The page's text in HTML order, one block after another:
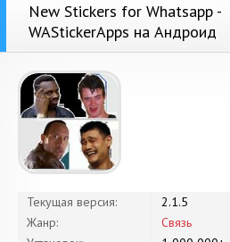
New Stickers for Whatsapp -
WAStickerApps на Андроид
Текущая версия:
2.1.5
Жанр:
Связь